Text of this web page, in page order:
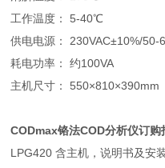
工作温度： 5-40℃
供电电源： 230VAC±10%/50-
耗电功率： 约100VA
主机尺寸： 550×810×390mm
CODmax铬法COD分析仪订购
LPG420 含主机，说明书及安